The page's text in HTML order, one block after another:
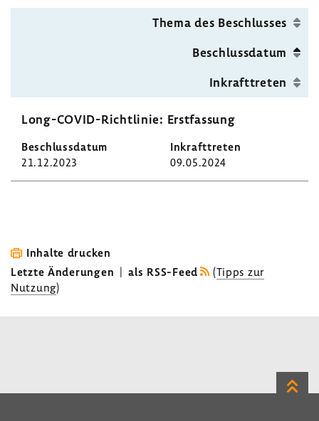
Thema des Beschlusses
Beschluss­datum
Inkraft­treten
Long-​COVID-Richtlinie: Erst­fas­sung
21.12.2023 09.05.2024
Inhalte drucken
Letzte Änderungen | als RSS-Feed (Tipps zur
Nutzung)
Zum